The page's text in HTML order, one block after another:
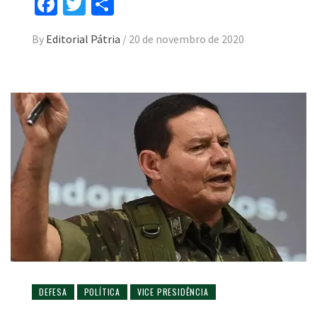
By Editorial Pátria / 20 de novembro de 2020
DEFESA POLÍTICA VICE PRESIDÊNCIA